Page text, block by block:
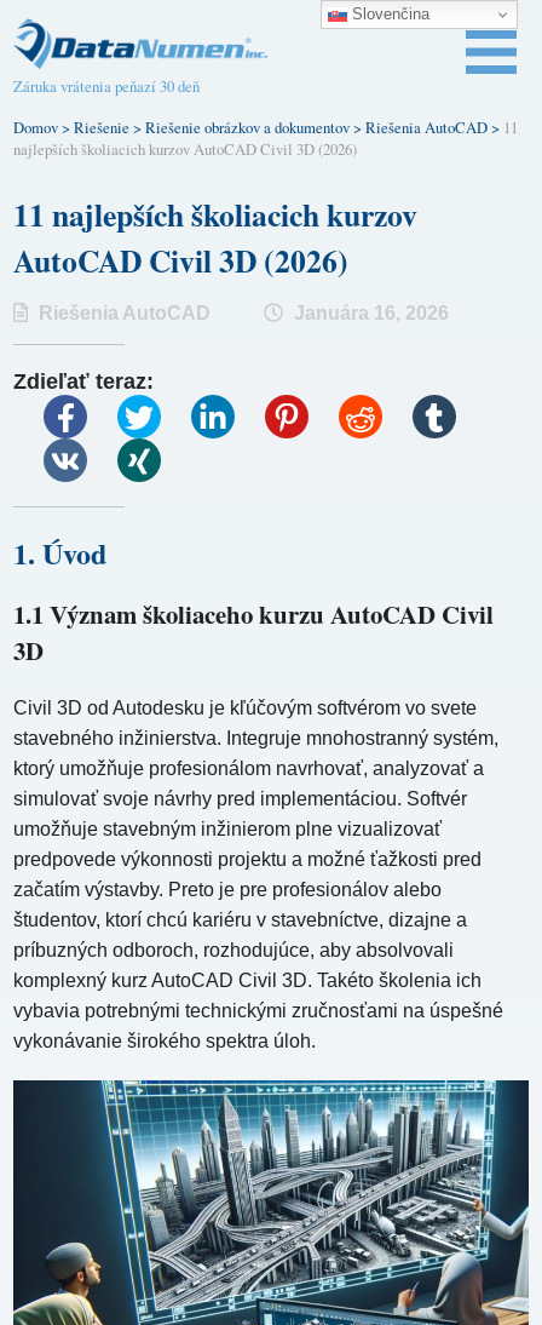
Záruka vrátenia peňazí 30 deň
Domov>Riešenie >Riešenie obrázkov a dokumentov>Riešenia AutoCAD> 11
najlepších školiacich kurzov AutoCAD Civil 3D (2026)
11 najlepších školiacich kurzov
AutoCAD Civil 3D (2026)
Riešenia AutoCAD Januára 16, 2026
Zdieľať teraz:
1. Úvod
1.1 Význam školiaceho kurzu AutoCAD Civil
3D
Civil 3D od Autodesku je kľúčovým softvérom vo svete
stavebného inžinierstva. Integruje mnohostranný systém,
ktorý umožňuje profesionálom navrhovať, analyzovať a
simulovať svoje návrhy pred implementáciou. Softvér
umožňuje stavebným inžinierom plne vizualizovať
predpovede výkonnosti projektu a možné ťažkosti pred
začatím výstavby. Preto je pre profesionálov alebo
študentov, ktorí chcú kariéru v stavebníctve, dizajne a
príbuzných odboroch, rozhodujúce, aby absolvovali
komplexný kurz AutoCAD Civil 3D. Takéto školenia ich
vybavia potrebnými technickými zručnosťami na úspešné
vykonávanie širokého spektra úloh.
Slovenčina